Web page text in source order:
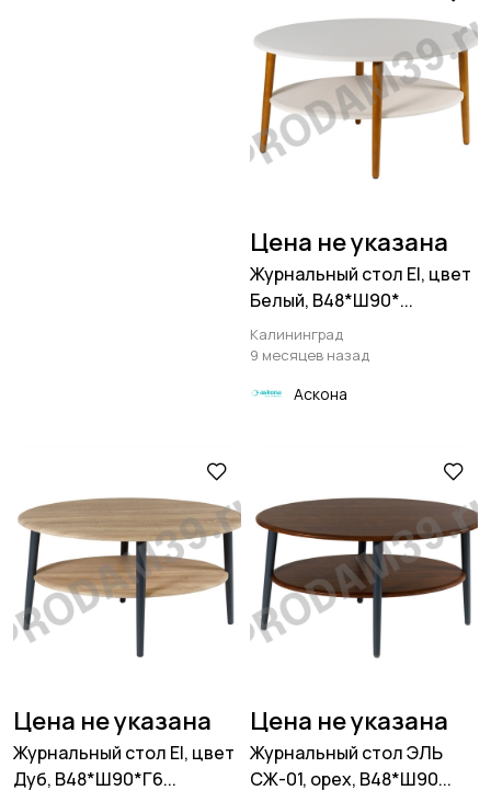
Цена не указана
Журнальный стол El, цвет
Белый, В48*Ш90*...
Калининград
9 месяцев назад
Аскона
Цена не указана
Журнальный стол El, цвет
Дуб, В48*Ш90*Г6...
Цена не указана
Журнальный стол ЭЛЬ
СЖ-01, орех, В48*Ш90...